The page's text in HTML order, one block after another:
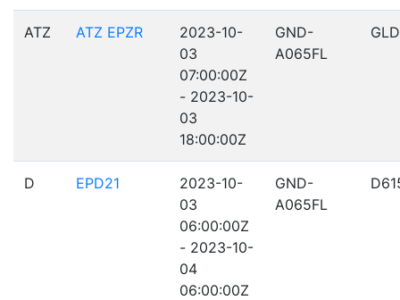
ATZ ATZ EPZR
2023-10-
03
07:00:00Z
- 2023-10-
03
18:00:00Z
GND-
A065FL
GLD
D EPD21
2023-10-
03
06:00:00Z
- 2023-10-
04
06:00:00Z
GND-
A065FL